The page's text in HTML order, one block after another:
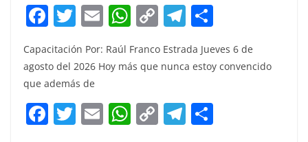
F
a
c
e
b
o
T
itt
er
E
m
ai
W
at
A
p
C
p
Li
n
T
el
e
a
m
ar
e
Capacitación Por: Raúl Franco Estrada Jueves 6 de
agosto del 2026 Hoy más que nunca estoy convencido
que además de
F T E W C T